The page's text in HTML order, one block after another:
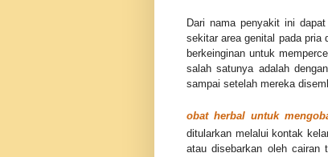
Dari nama penyakit ini
sekitar area genital pada pria
berkeinginan untuk
salah satunya adalah
sampai setelah mereka
obat herbal untuk
ditularkan melalui kontak
atau disebarkan oleh cairan